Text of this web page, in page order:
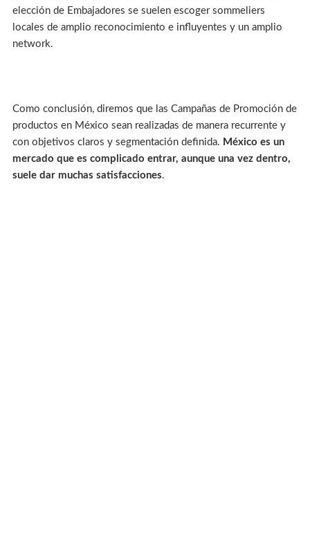
elección de Embajadores se suelen escoger sommeliers
locales de amplio reconocimiento e influyentes y un amplio
network.
Como conclusión, diremos que las Campañas de Promoción de
productos en México sean realizadas de manera recurrente y
con objetivos claros y segmentación definida. México es un
mercado que es complicado entrar, aunque una vez dentro,
suele dar muchas satisfacciones.